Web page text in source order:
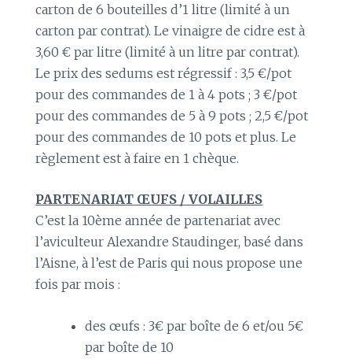
carton de 6 bouteilles d’1 litre (limité à un
carton par contrat). Le vinaigre de cidre est à
3,60 € par litre (limité à un litre par contrat).
Le prix des sedums est régressif : 3,5 €/pot
pour des commandes de 1 à 4 pots ; 3 €/pot
pour des commandes de 5 à 9 pots ; 2,5 €/pot
pour des commandes de 10 pots et plus. Le
règlement est à faire en 1 chèque.
PARTENARIAT ŒUFS / VOLAILLES
C’est la 10ème année de partenariat avec
l’aviculteur Alexandre Staudinger, basé dans
l’Aisne, à l’est de Paris qui nous propose une
fois par mois :
des œufs : 3€ par boîte de 6 et/ou 5€
par boîte de 10